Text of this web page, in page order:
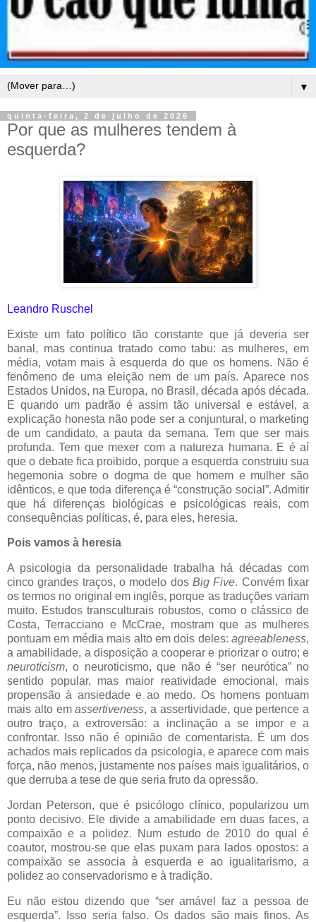
▼
quinta-feira, 2 de julho de 2026
Por que as mulheres tendem à
esquerda?
Leandro Ruschel
Existe um fato político tão constante que já deveria ser
banal, mas continua tratado como tabu: as mulheres, em
média, votam mais à esquerda do que os homens. Não é
fenômeno de uma eleição nem de um país. Aparece nos
Estados Unidos, na Europa, no Brasil, década após década.
E quando um padrão é assim tão universal e estável, a
explicação honesta não pode ser a conjuntural, o marketing
de um candidato, a pauta da semana. Tem que ser mais
profunda. Tem que mexer com a natureza humana. E é aí
que o debate fica proibido, porque a esquerda construiu sua
hegemonia sobre o dogma de que homem e mulher são
idênticos, e que toda diferença é “construção social”. Admitir
que há diferenças biológicas e psicológicas reais, com
consequências políticas, é, para eles, heresia.
Pois vamos à heresia
A psicologia da personalidade trabalha há décadas com
cinco grandes traços, o modelo dos Big Five. Convém fixar
os termos no original em inglês, porque as traduções variam
muito. Estudos transculturais robustos, como o clássico de
Costa, Terracciano e McCrae, mostram que as mulheres
pontuam em média mais alto em dois deles: agreeableness,
a amabilidade, a disposição a cooperar e priorizar o outro; e
neuroticism, o neuroticismo, que não é “ser neurótica” no
sentido popular, mas maior reatividade emocional, mais
propensão à ansiedade e ao medo. Os homens pontuam
mais alto emassertiveness, a assertividade, que pertence a
outro traço, a extroversão: a inclinação a se impor e a
confrontar. Isso não é opinião de comentarista. É um dos
achados mais replicados da psicologia, e aparece com mais
força, não menos, justamente nos países mais igualitários, o
que derruba a tese de que seria fruto da opressão.
Jordan Peterson, que é psicólogo clínico, popularizou um
ponto decisivo. Ele divide a amabilidade em duas faces, a
compaixão e a polidez. Num estudo de 2010 do qual é
coautor, mostrou-se que elas puxam para lados opostos: a
compaixão se associa à esquerda e ao igualitarismo, a
polidez ao conservadorismo e à tradição.
Eu não estou dizendo que “ser amável faz a pessoa de
esquerda”. Isso seria falso. Os dados são mais finos. As